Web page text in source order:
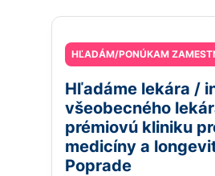
HĽADÁM/PONÚKAM
Hľadáme lekára /
všeobecného
prémiovú kliniku
medicíny a
Poprade